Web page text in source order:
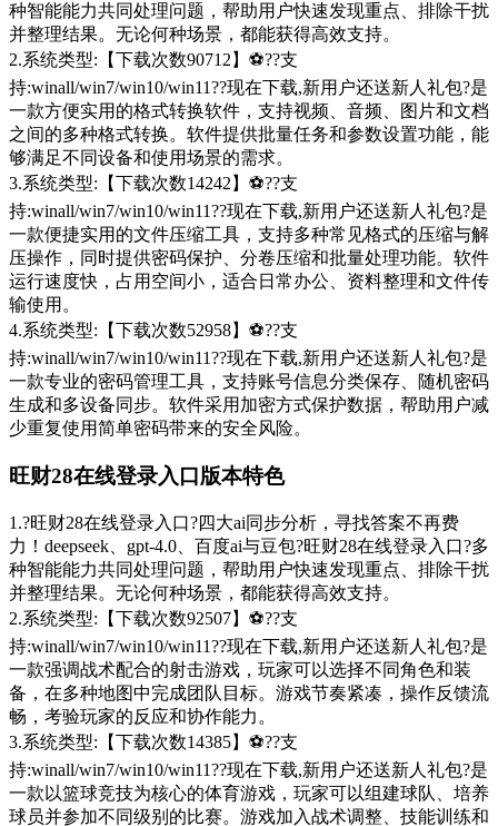
种智能能力共同处理问题，帮助用户快速发现重点、排除干扰
并整理结果。无论何种场景，都能获得高效支持。
2.系统类型:【下载次数90712】⚽??支
持:winall/win7/win10/win11??现在下载,新用户还送新人礼包?是
一款方便实用的格式转换软件，支持视频、音频、图片和文档
之间的多种格式转换。软件提供批量任务和参数设置功能，能
够满足不同设备和使用场景的需求。
3.系统类型:【下载次数14242】⚽??支
持:winall/win7/win10/win11??现在下载,新用户还送新人礼包?是
一款便捷实用的文件压缩工具，支持多种常见格式的压缩与解
压操作，同时提供密码保护、分卷压缩和批量处理功能。软件
运行速度快，占用空间小，适合日常办公、资料整理和文件传
输使用。
4.系统类型:【下载次数52958】⚽??支
持:winall/win7/win10/win11??现在下载,新用户还送新人礼包?是
一款专业的密码管理工具，支持账号信息分类保存、随机密码
生成和多设备同步。软件采用加密方式保护数据，帮助用户减
少重复使用简单密码带来的安全风险。
旺财28在线登录入口版本特色
1.?旺财28在线登录入口?四大ai同步分析，寻找答案不再费
力！deepseek、gpt-4.0、百度ai与豆包?旺财28在线登录入口?多
种智能能力共同处理问题，帮助用户快速发现重点、排除干扰
并整理结果。无论何种场景，都能获得高效支持。
2.系统类型:【下载次数92507】⚽??支
持:winall/win7/win10/win11??现在下载,新用户还送新人礼包?是
一款强调战术配合的射击游戏，玩家可以选择不同角色和装
备，在多种地图中完成团队目标。游戏节奏紧凑，操作反馈流
畅，考验玩家的反应和协作能力。
3.系统类型:【下载次数14385】⚽??支
持:winall/win7/win10/win11??现在下载,新用户还送新人礼包?是
一款以篮球竞技为核心的体育游戏，玩家可以组建球队、培养
球员并参加不同级别的比赛。游戏加入战术调整、技能训练和